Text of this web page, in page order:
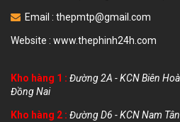
Email : thepmtp@gmail.com
Website : www.thephinh24h.com
Kho hàng 1 : Đường 2A - KCN Biên
Đồng Nai
Kho hàng 2 : Đường D6 - KCN Nam